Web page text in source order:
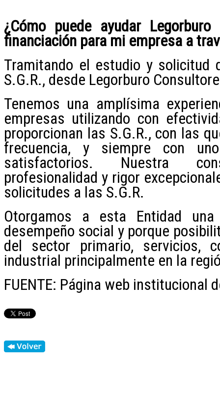
¿Cómo puede ayudar
financiación para mi empresa a
Tramitando el estudio y solicitud
S.G.R., desde Legorburo
Tenemos una amplísima
empresas utilizando con
proporcionan las S.G.R., con las
frecuencia, y siempre con
satisfactorios. Nuestra
profesionalidad y rigor
solicitudes a las S.G.R.
Otorgamos a esta Entidad
desempeño social y porque
del sector primario, servicios,
industrial principalmente en la
FUENTE: Página web institucional